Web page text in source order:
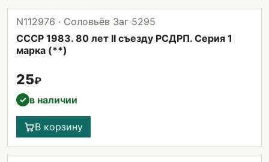
N112976 · Соловьёв Заг 5295
СССР 1983. 80 лет II съезду РСДРП. Серия 1
марка (**)
25₽
✓ в наличии
В корзину